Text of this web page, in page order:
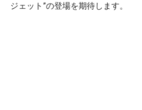
ジェット”の登場を期待します。